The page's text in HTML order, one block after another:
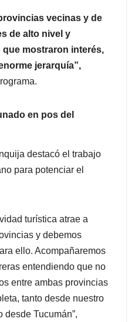
vecinas y de
de alto nivel y
mostraron interés,
jerarquía”,
en pos del
destacó el trabajo
para potenciar el
turística atrae a
y debemos
ello. Acompañaremos
entendiendo que no
entre ambas provincias
tanto desde nuestro
desde Tucumán”,